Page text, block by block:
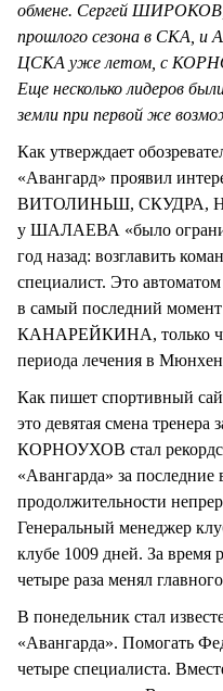
обмене. Сергей ШИРОКОВ,
прошлого сезона в СКА,
ЦСКА уже летом, с
Еще несколько лидеров
земли при первой же
Как утверждает
«Авангард» проявил
ВИТОЛИНЬШ, СКУДРА,
у ШАЛАЕВА «было
год назад: возглавить
специалист. Это
в самый последний момент
КАНАРЕЙКИНА, только
периода лечения в
Как пишет спортивный
это девятая смена тренера
КОРНОУХОВ стал
«Авангарда» за последние
продолжительности
Генеральный менеджер
клубе 1009 дней. За
четыре раза менял
В понедельник стал
«Авангарда». Помогать
четыре специалиста.